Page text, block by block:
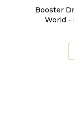
Booster
World -